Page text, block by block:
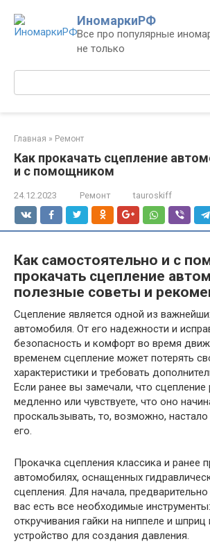
контенту
ИномаркиРФ
Все про популярные
не только
Поиск:
Главная » Ремонт
Как прокачать сцепление
и с помощником
24.12.2023 Ремонт tauroskiff
Как самостоятельно и с
прокачать сцепление
полезные советы и
Сцепление является одной из
автомобиля. От его надежности и
безопасность и комфорт во время
временем сцепление может потерять
характеристики и требовать
Если ранее вы замечали, что сцепление
медленно или чувствуете, что оно
проскальзывать, то, возможно,
его.
Прокачка сцепления классика и ранее
автомобилях, оснащенных
сцепления. Для начала,
вас есть все необходимые
откручивания гайки на ниппеле и
устройство для создания давления.